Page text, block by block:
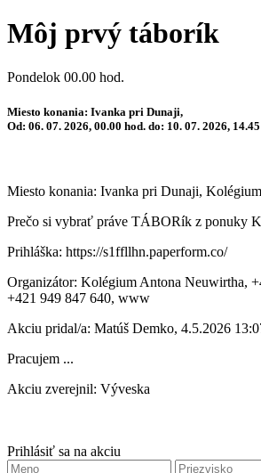
Môj prvý táborík
Pondelok 00.00 hod.
Miesto konania: Ivanka pri Dunaji,
Od: 06. 07. 2026, 00.00 hod. do: 10. 07. 2026,
Miesto konania: Ivanka pri Dunaji,
Prečo si vybrať práve TÁBORík z ponuky
Prihláška: https://s1ffllhn.paperform.co/
Organizátor: Kolégium Antona Neuwirtha,
+421 949 847 640, www
Akciu pridal/a: Matúš Demko, 4.5.2026
Pracujem ...
Akciu zverejnil: Výveska
Prihlásiť sa na akciu